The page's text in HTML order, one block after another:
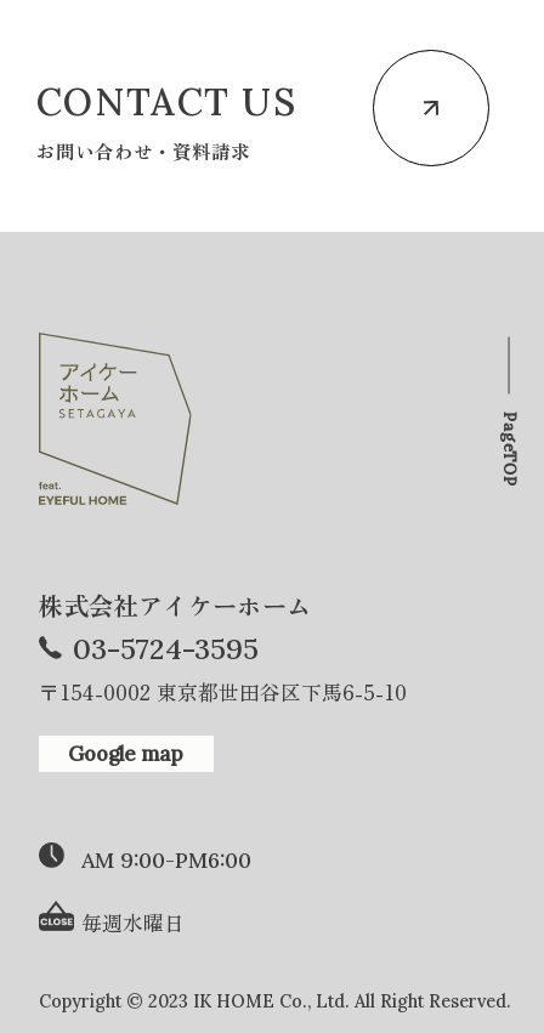
CONTACT US
お問い合わせ・資料請求
株式会社アイケーホーム
03-5724-3595
〒154-0002 東京都世田谷区下馬6-5-10
Google map
AM 9:00-PM6:00
毎週水曜日
Copyright © 2023 IK HOME Co., Ltd. All Right Reserved.
PageTOP